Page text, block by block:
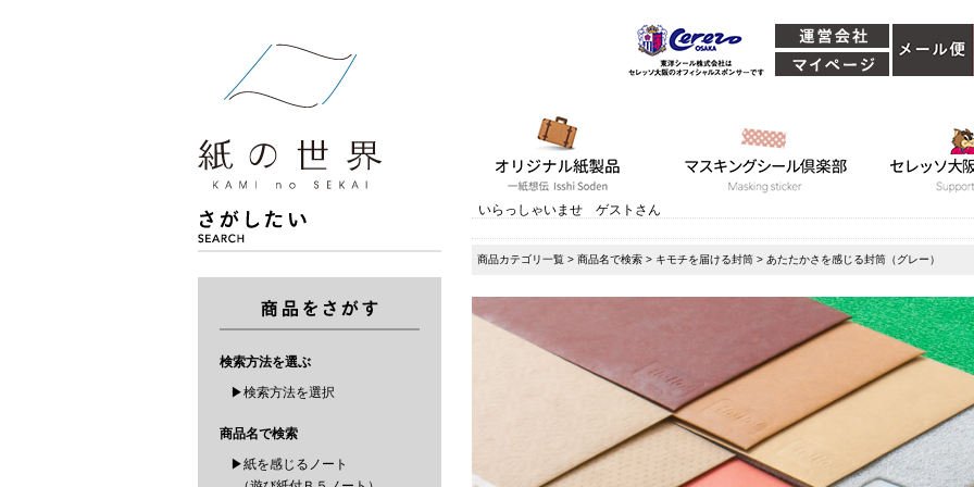
検索方法を選ぶ
▶検索方法を選択
商品名で検索
▶紙を感じるノート
いらっしゃいませ ゲストさん
商品カテゴリ一覧 > 商品名で検索 > キモチを届ける封筒 > あたたかさを感じる封筒（グレー）